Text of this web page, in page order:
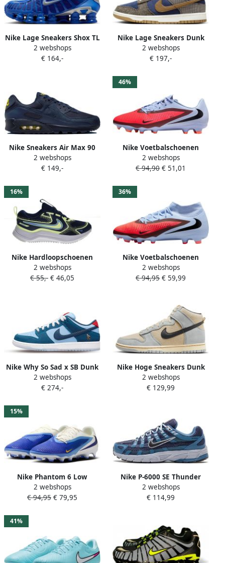
Nike Lage Sneakers Shox TL
2 webshops
€ 164,-
Nike Lage Sneakers Dunk
Low Premium Tweed
Corduroy
2 webshops
€ 197,-
Nike Sneakers Air Max 90
Michigan Obsidian
Lightning
2 webshops
€ 149,-
46%
Nike Voetbalschoenen
(meerdere ondergronden)
Phantom 6 Low Academy
2 webshops
€ 94,90 € 51,01
16%
Nike Hardloopschoenen
Chaussures de running
cosmic runner bleu
2 webshops
€ 55,- € 46,05
36%
Nike Voetbalschoenen
(meerdere ondergronden)
Phantom 6 High Academy
2 webshops
€ 94,95 € 59,99
Nike Why So Sad x SB Dunk
Low Pro Coastal Blue
2 webshops
€ 274,-
Nike Hoge Sneakers Dunk
High Retro
2 webshops
€ 129,99
15%
Nike Phantom 6 Low
Academy FG MG
Voetbalschoenen
2 webshops
€ 94,95 € 79,95
Nike P-6000 SE Thunder
Blue- Thunder Blue
2 webshops
€ 114,99
41%